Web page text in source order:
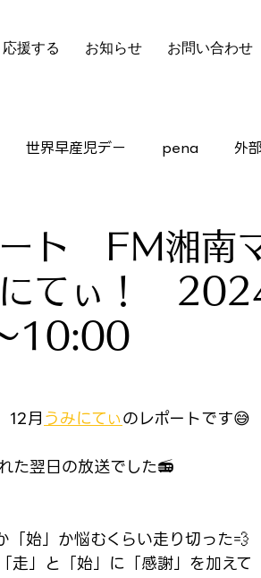
応援する お知らせ お問い合わせ
世界早産児デー pena 外
ート FM湘南
てぃ！
10:00
12月うみにてぃのレポートです😅
た翌日の放送でした📻️
始」か悩むくらい走り切った💨
走」と「始」に「感謝」を加えて